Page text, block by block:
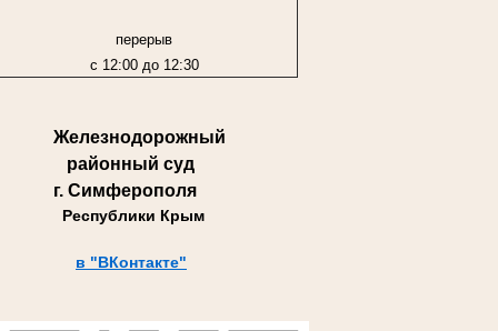
перерыв
с 12:00 до 12:30
Железнодорожный
районный суд
г. Симферополя
Республики Крым
в "ВКонтакте"